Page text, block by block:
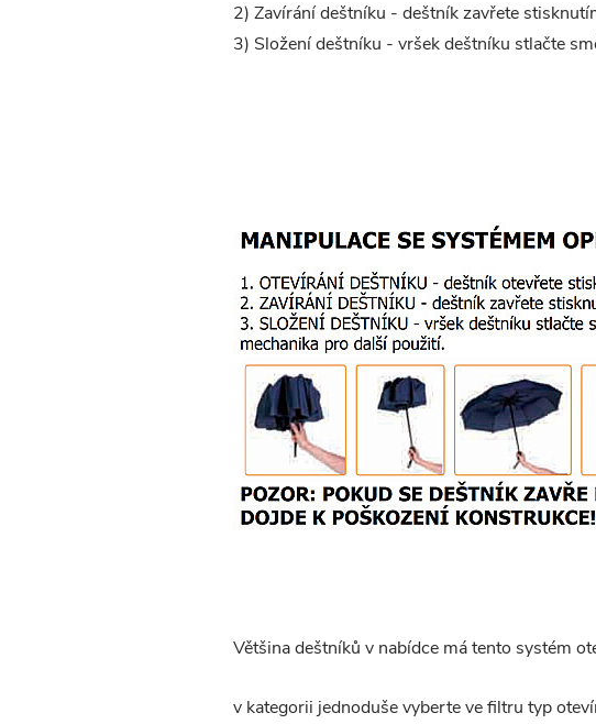
2) Zavírání deštníku - deštník zavřete
3) Složení deštníku - vršek deštníku stlačte
Většina deštníků v nabídce má tento systém
v kategorii jednoduše vyberte ve filtru typ